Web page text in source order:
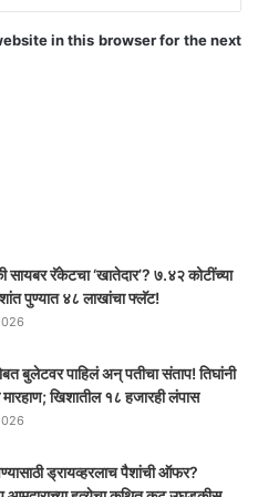
in this browser for the next
सायबर रॅकेटचा ‘खातेदार’? ७.४२ कोटींच्या
पुण्यात ४८ लाखांचा फ्लॅट!
बुलेटवर पाहिलं अन् पतीचा संताप! तिघांनी
खिशातील १८ हजारही लंपास
ड्रायव्हरलाच पैशांची ऑफर?